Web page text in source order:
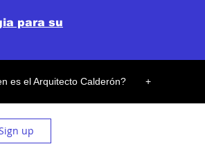
es el Arquitecto Calderón? +
para su
up